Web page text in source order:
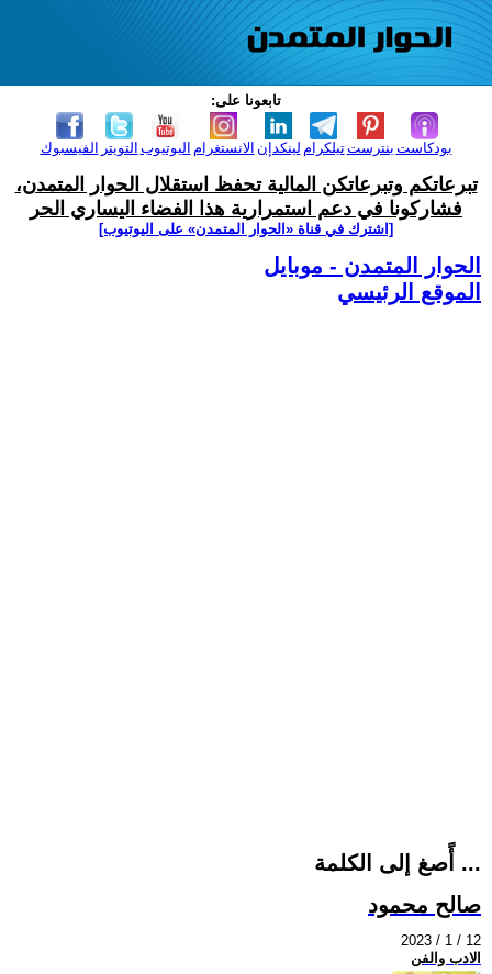
تابعونا على:
الفيسبوك التويتر اليوتيوب الانستغرام لينكدإن تيلكرامبنترست بودكاست
تبرعاتكم وتبرعاتكن المالية تحفظ استقلال الحوار المتمدن،
فشاركونا في دعم استمرارية هذا الفضاء اليساري الحر
[اشترك في قناة ‫«الحوار المتمدن» على اليوتيوب]
الحوار المتمدن - موبايل
الموقع الرئيسي
أًصغ إلى الكلمة ...
صالح محمود
2023 / 1 / 12
الادب والفن